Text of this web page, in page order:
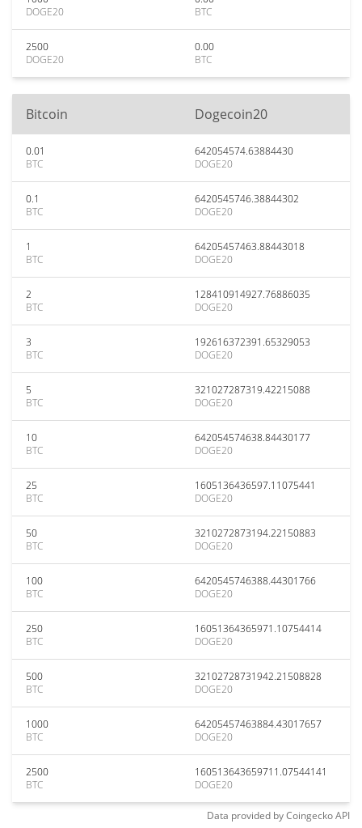
DOGE20
BTC
2500
DOGE20
0.00
BTC
Bitcoin Dogecoin20
0.01
BTC
642054574.63884430
DOGE20
0.1
BTC
6420545746.38844302
DOGE20
1
BTC
64205457463.88443018
DOGE20
2
BTC
128410914927.76886035
DOGE20
3
BTC
192616372391.65329053
DOGE20
5
BTC
321027287319.42215088
DOGE20
10
BTC
642054574638.84430177
DOGE20
25
BTC
1605136436597.11075441
DOGE20
50
BTC
3210272873194.22150883
DOGE20
100
BTC
6420545746388.44301766
DOGE20
250
BTC
16051364365971.10754414
DOGE20
500
BTC
32102728731942.21508828
DOGE20
1000
BTC
64205457463884.43017657
DOGE20
2500
BTC
160513643659711.07544141
DOGE20
Data provided byCoingeckoAPI